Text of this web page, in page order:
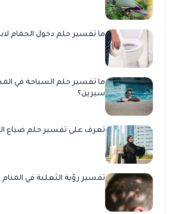
ما تفسير حلم دخول الحمام
ما تفسير حلم السباحة في
سيرين؟
تعرف على تفسير حلم ضياع
تفسير رؤية الثعلبة في